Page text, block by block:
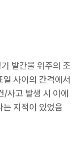
발간물 위주의 조
사이의 간격에서
사고 발생 시 이에
는 지적이 있었음